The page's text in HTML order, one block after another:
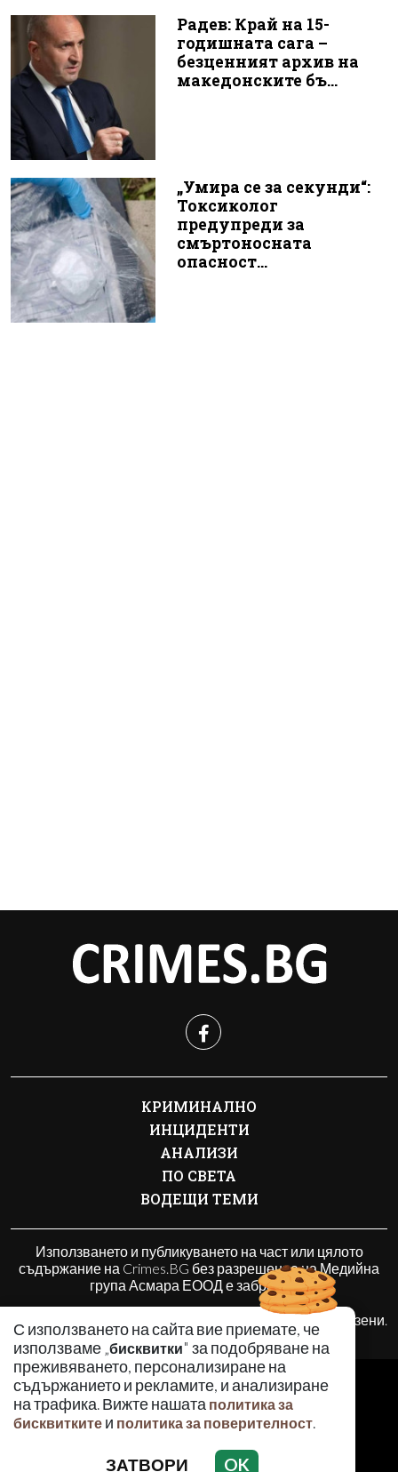
Радев: Край на 15-
годишната сага –
безценният архив на
македонските бъ...
„Умира се за секунди“:
Токсиколог
предупреди за
смъртоносната
опасност...
С използването на сайта вие приемате, че
използваме „бисквитки" за подобряване на
преживяването, персонализиране на
съдържанието и рекламите, и анализиране
на трафика. Вижте нашата политика за
бисквитките и политика за поверителност.
ЗАТВОРИ OK
КРИМИНАЛНО
ИНЦИДЕНТИ
АНАЛИЗИ
ПО СВЕТА
ВОДЕЩИ ТЕМИ
Използването и публикуването на част или цялото
съдържание на Crimes.BG без разрешение на Медийна
група Асмара ЕООД е забранено.
© 2010 - 2026 | Crimes.BG. Всички права запазени.
РЕКЛАМА
КОНТАКТИ
ОБЩИ УСЛОВИЯ
ПОЛИТИКА ЗА БИСКВИТКИТЕ